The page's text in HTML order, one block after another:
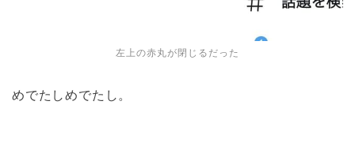
左上の赤丸が閉じるだった
めでたしめでたし。